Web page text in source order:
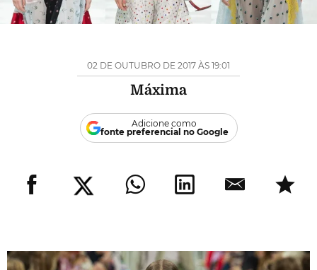
02 DE OUTUBRO DE 2017 ÀS 19:01
Máxima
Adicione como
fonte preferencial no Google